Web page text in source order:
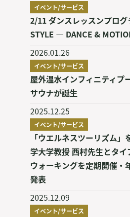
イベント/サービス
2/11 ダンスレッスンプロ
STYLE — DANCE &
2026.01.26
イベント/サービス
屋外温水インフィニティプ
サウナが誕生
2025.12.25
イベント/サービス
「ウエルネスツーリズム
学大学教授 西村先生とタイ
ウォーキングを定期開催・
発表
2025.12.09
イベント/サービス